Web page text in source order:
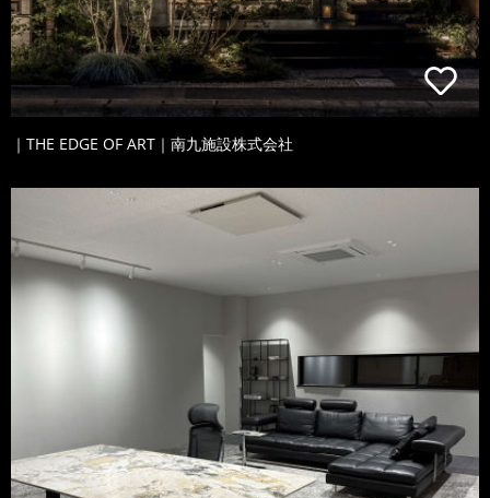
｜THE EDGE OF ART｜南九施設株式会社